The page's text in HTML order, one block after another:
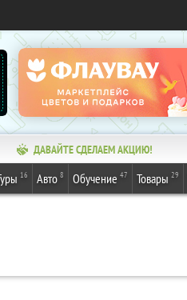
ДАВАЙТЕ СДЕЛАЕМ АКЦИЮ!
16 Авто 8 Обучение 47 Товары 29